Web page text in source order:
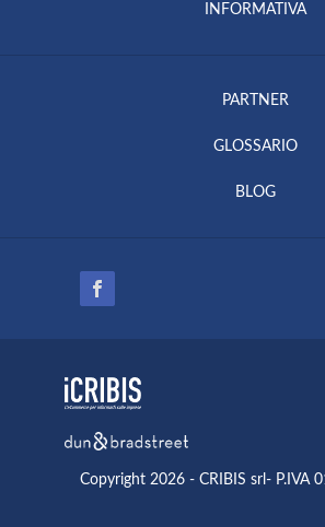
INFORMATIVA
PARTNER
GLOSSARIO
BLOG
Copyright 2026 - CRIBIS srl- P.IVA